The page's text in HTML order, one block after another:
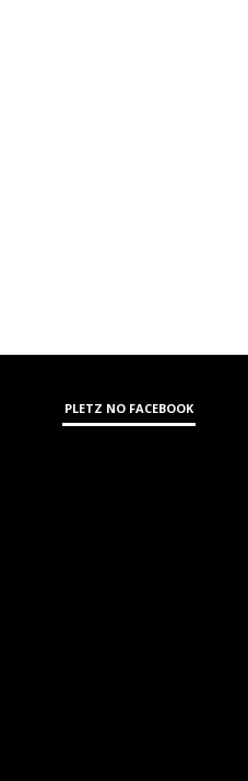
PLETZ NO FACEBOOK